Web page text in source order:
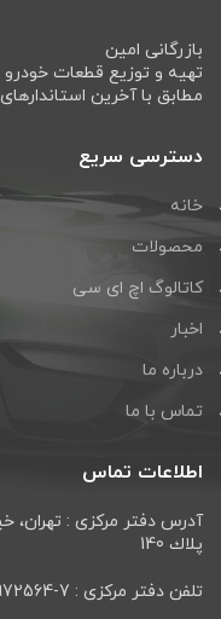
بازرگانی امین
تهیه و توزیع قطعات خودرو Hic
مطابق با آخرین
دسترسی سریع
خانه
محصولات
کاتالوگ اچ ای سی
اخبار
درباره ما
تماس با ما
اطلاعات تماس
آدرس دفتر مرکزی : تهران،
پلاك 140
تلفن دفتر مرکزی : 7-33972564